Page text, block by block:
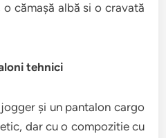
cămașă albă si o cravată
tehnici
și un pantalon cargo
dar cu o compozitie cu